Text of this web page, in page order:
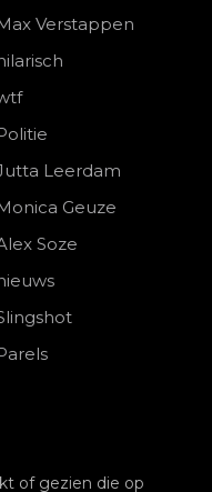
Verstappen
Leerdam
Geuze
Soze
of gezien die op